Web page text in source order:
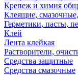
Крепеж и химия
Клеящие,
Герметики, пасты,
Клей
Лента клейкая
Растворители,
Средства защитные
Средства смазочные